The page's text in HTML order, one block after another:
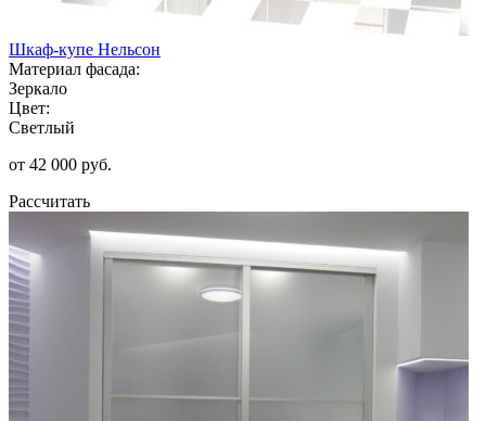
Шкаф-купе Нельсон
Материал фасада:
Зеркало
Цвет:
Светлый
от 42 000 руб.
Рассчитать